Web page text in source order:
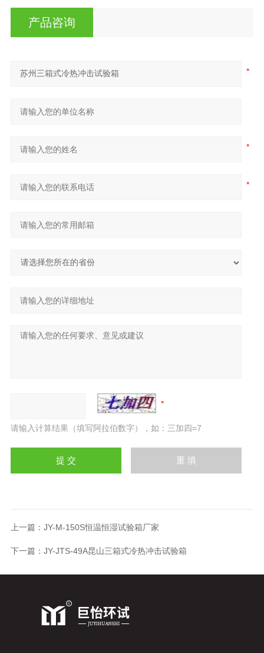
产品咨询
请输入计算结果（填写阿拉伯数字），如：三加四=7
上一篇： JY-M-150S恒温恒湿试验箱厂家
下一篇： JY-JTS-49A昆山三箱式冷热冲击试验箱